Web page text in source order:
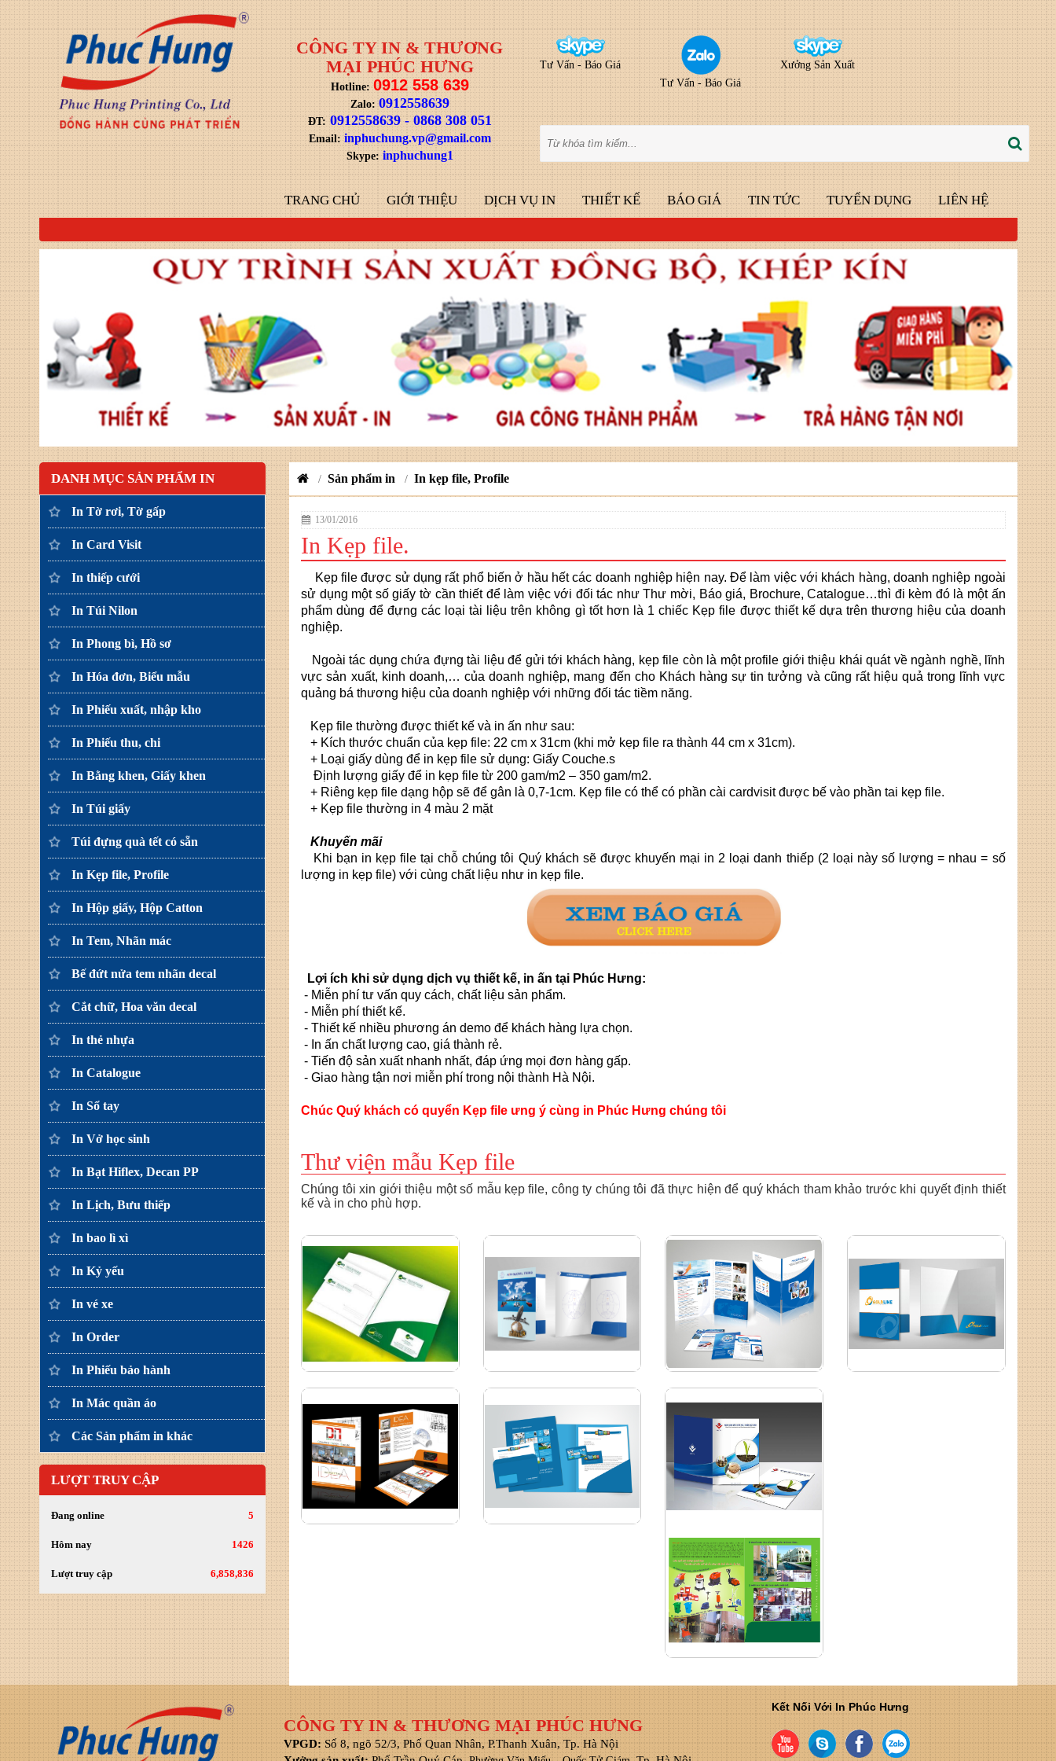
CÔNG TY IN & THƯƠNG
MẠI PHÚC HƯNG
Hotline: 0912 558 639
Zalo: 0912558639
ĐT: 0912558639-0868 308 051
Email: inphuchung.vp@gmail.com
Skype: inphuchung1
Tư Vấn - Báo Giá
Tư Vấn - Báo Giá
Xưởng Sản Xuất
TRANG CHỦ GIỚI THIỆU DỊCH VỤ IN THIẾT KẾ BÁO GIÁ TIN TỨC TUYỂN DỤNG LIÊN HỆ
DANH MỤC SẢN PHẨM IN
In Tờ rơi, Tờ gấp
In Card Visit
In thiếp cưới
In Túi Nilon
In Phong bì, Hồ sơ
In Hóa đơn, Biểu mẫu
In Phiếu xuất, nhập kho
In Phiếu thu, chi
In Bằng khen, Giấy khen
In Túi giấy
Túi đựng quà tết có sẵn
In Kẹp file, Profile
In Hộp giấy, Hộp Catton
In Tem, Nhãn mác
Bế đứt nửa tem nhãn decal
Cắt chữ, Hoa văn decal
In thẻ nhựa
In Catalogue
In Sổ tay
In Vở học sinh
In Bạt Hiflex, Decan PP
In Lịch, Bưu thiếp
In bao lì xì
In Kỷ yếu
In vé xe
In Order
In Phiếu bảo hành
In Mác quần áo
Các Sản phẩm in khác
LƯỢT TRUY CẬP
Đang online 5
Hôm nay 1426
Lượt truy cập 6,858,836
/Sản phẩm in /In kẹp file, Profile
13/01/2016
In Kẹp file.
Kẹp file được sử dụng rất phổ biến ở hầu hết các doanh nghiệp hiện nay. Để làm việc với khách hàng, doanh nghiệp ngoài
sử dụng một số giấy tờ cần thiết để làm việc với đối tác như Thư mời, Báo giá, Brochure, Catalogue…thì đi kèm đó là một ấn
phẩm dùng để đựng các loại tài liệu trên không gì tốt hơn là 1 chiếc Kẹp file được thiết kế dựa trên thương hiệu của doanh
nghiệp.
Ngoài tác dụng chứa đựng tài liệu để gửi tới khách hàng, kẹp file còn là một profile giới thiệu khái quát về ngành nghề, lĩnh
vực sản xuất, kinh doanh,… của doanh nghiệp, mang đến cho Khách hàng sự tin tưởng và cũng rất hiệu quả trong lĩnh vực
quảng bá thương hiệu của doanh nghiệp với những đối tác tiềm năng.
Kẹp file thường được thiết kế và in ấn như sau:
+ Kích thước chuẩn của kẹp file: 22 cm x 31cm (khi mở kẹp file ra thành 44 cm x 31cm).
+ Loại giấy dùng để in kẹp file sử dụng: Giấy Couche.s
Định lượng giấy để in kẹp file từ 200gam/m2 – 350 gam/m2.
+ Riêng kẹp file dạng hộp sẽ để gân là 0,7-1cm. Kẹp file có thể có phần cài cardvisit được bế vào phần tai kẹp file.
+ Kẹp file thường in 4 màu 2 mặt
Khuyến mãi
Khi bạn in kẹp file tại chỗ chúng tôi Quý khách sẽ được khuyến mại in 2 loại danh thiếp (2 loại này số lượng = nhau = số
lượng in kẹp file) với cùng chất liệu như in kẹp file.
Lợi ích khi sử dụng dịch vụ thiết kế, in ấn tại Phúc Hưng:
- Miễn phí tư vấn quy cách, chất liệu sản phẩm.
- Miễn phí thiết kế.
- Thiết kế nhiều phương án demo để khách hàng lựa chọn.
- In ấn chất lượng cao, giá thành rẻ.
- Tiến độ sản xuất nhanh nhất, đáp ứng mọi đơn hàng gấp.
- Giao hàng tận nơi miễn phí trong nội thành Hà Nội.
Chúc Quý khách có quyển Kẹp file ưng ý cùng in Phúc Hưng chúng tôi
Thư viện mẫu Kẹp file
Chúng tôi xin giới thiệu một số mẫu kẹp file, công ty chúng tôi đã thực hiệnđể quý khách tham khảo trước khi quyết định thiết
kế và in cho phù hợp.
CÔNG TY IN & THƯƠNG MẠI PHÚC HƯNG
VPGD: Số 8, ngõ 52/3, Phố Quan Nhân, P.Thanh Xuân, Tp. Hà Nội
Kết Nối Với In Phúc Hưng